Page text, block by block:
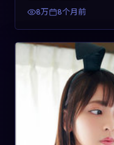
转，适合检索「2025
8万 8个月前